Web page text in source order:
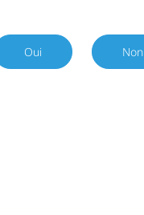
Oui Non